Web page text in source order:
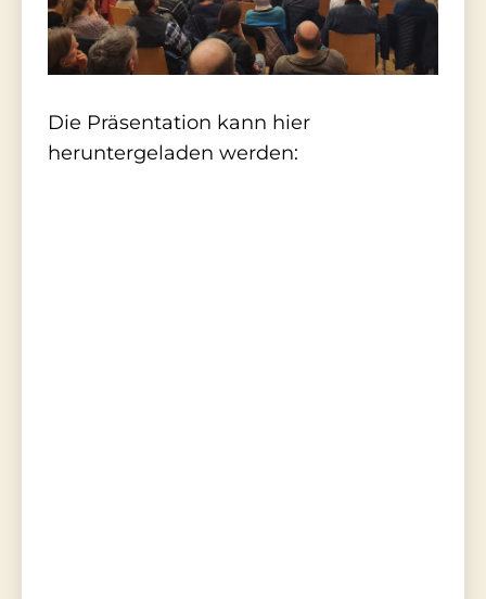
Die Präsentation kann hier
heruntergeladen werden: